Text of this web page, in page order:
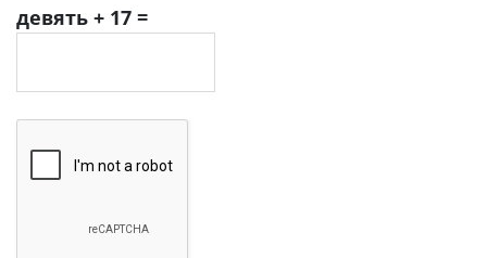
девять + 17 =